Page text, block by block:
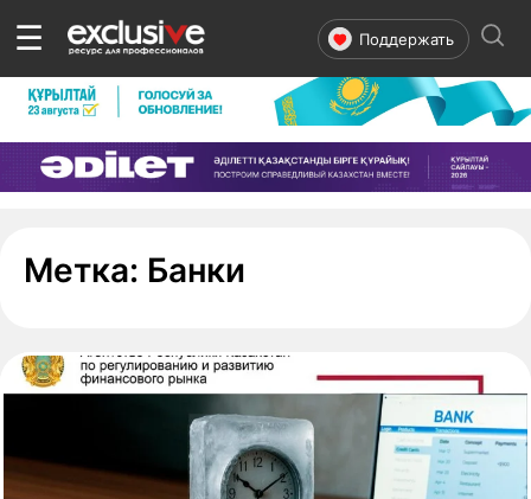
☰ Поддержать
Метка: Банки